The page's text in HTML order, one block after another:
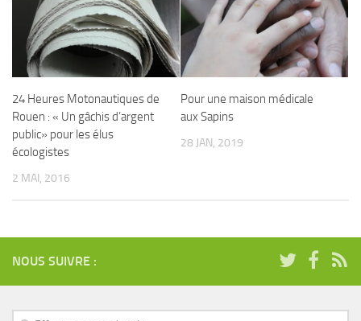
24 Heures Motonautiques de
Rouen : « Un gâchis d’argent
public» pour les élus
écologistes
2 MAI, 2016
Pour une maison médicale
aux Sapins
28 JAN, 2019
NOUS SUIVRE :